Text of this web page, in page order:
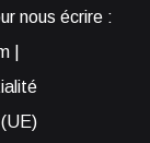
nous écrire :
|